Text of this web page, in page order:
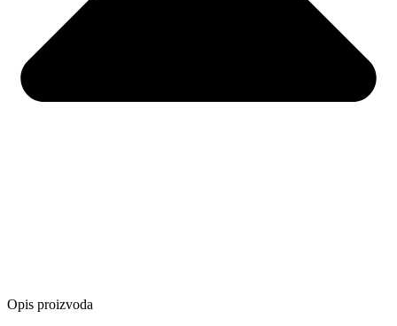
Opis proizvoda